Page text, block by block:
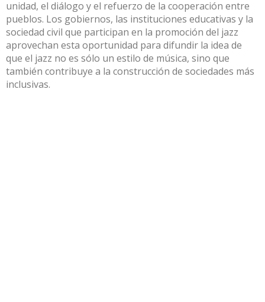
unidad, el diálogo y el refuerzo de la cooperación entre
pueblos. Los gobiernos, las instituciones educativas y la
sociedad civil que participan en la promoción del jazz
aprovechan esta oportunidad para difundir la idea de
que el jazz no es sólo un estilo de música, sino que
también contribuye a la construcción de sociedades más
inclusivas.